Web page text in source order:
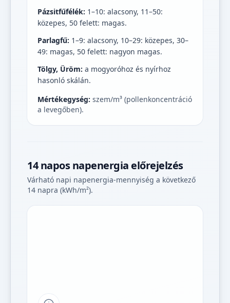
Pázsitfűfélék: 1–10: alacsony, 11–50:
közepes, 50 felett: magas.
Parlagfű: 1–9: alacsony, 10–29: közepes, 30–
49: magas, 50 felett: nagyon magas.
Tölgy, Üröm: a mogyoróhoz és nyírhoz
hasonló skálán.
Mértékegység: szem/m³ (pollenkoncentráció
a levegőben).
14 napos napenergia előrejelzés
Várható napi napenergia-mennyiség a következő
14 napra (kWh/m²).